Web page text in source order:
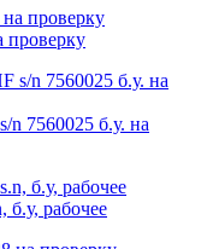
проверку
7560025 б.у. на
б.у, рабочее